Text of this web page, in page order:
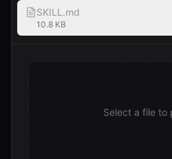
SKILL.md
10.8 KB
Select a file to